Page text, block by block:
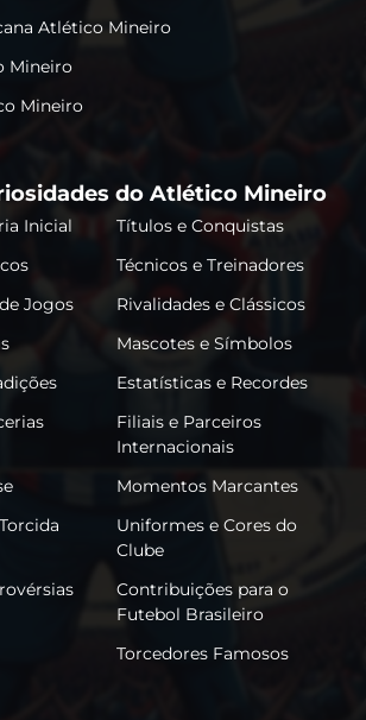
Atlético Mineiro
Mineiro
Mineiro
do Atlético Mineiro
Inicial
Títulos e Conquistas
Técnicos e Treinadores
Jogos
Rivalidades e Clássicos
Mascotes e Símbolos
Estatísticas e Recordes
Filiais e Parceiros
Internacionais
Momentos Marcantes
Uniformes e Cores do
Clube
Contribuições para o
Futebol Brasileiro
Torcedores Famosos